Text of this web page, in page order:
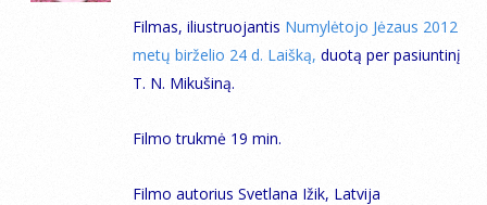
Filmas, iliustruojantis Numylėtojo Jėzaus 2012
metų birželio 24 d. Laišką, duotą per pasiuntinį
T. N. Mikušiną.
Filmo trukmė 19 min.
Filmo autorius Svetlana Ižik, Latvija